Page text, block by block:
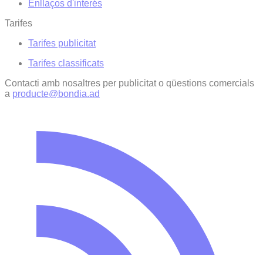
Enllaços d'interés
Tarifes
Tarifes publicitat
Tarifes classificats
Contacti amb nosaltres per publicitat o qüestions comercials
a producte@bondia.ad